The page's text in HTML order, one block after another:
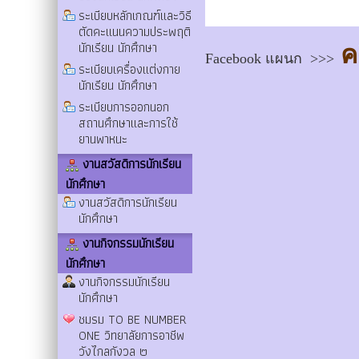
ระเบียบหลักเกณฑ์และวิธี
ตัดคะแนนความประพฤติ
นักเรียน นักศึกษา
ระเบียบเครื่องแต่งกาย
นักเรียน นักศึกษา
ระเบียบการออกนอก
สถานศึกษาและการใช้
ยานพาหนะ
งานสวัสดิการนักเรียน
นักศึกษา
งานสวัสดิการนักเรียน
นักศึกษา
งานกิจกรรมนักเรียน
นักศึกษา
งานกิจกรรมนักเรียน
นักศึกษา
ชมรม TO BE NUMBER
ONE วิทยาลัยการอาชีพ
วังไกลกังวล ๒
Facebook แผนก >>>